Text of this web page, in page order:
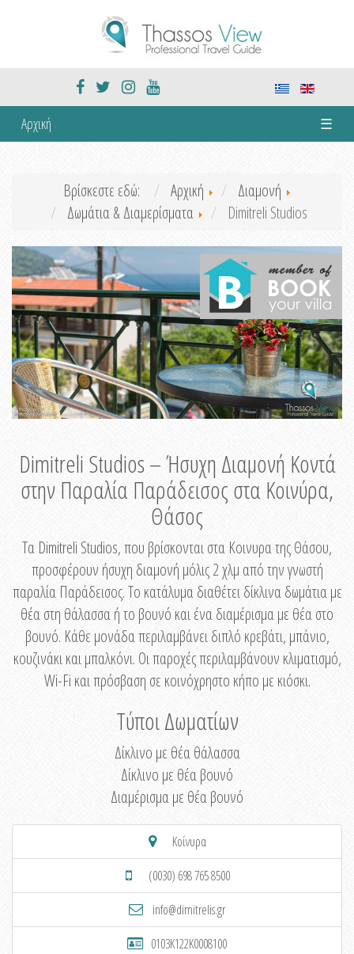
Αρχική ☰
Βρίσκεστε εδώ: Αρχική
Διαμονή
Δωμάτια & Διαμερίσματα
Dimitreli Studios
Dimitreli Studios – Ήσυχη Διαμονή Κοντά
στην Παραλία Παράδεισος στα Κοινύρα,
Θάσος
Τα Dimitreli Studios, που βρίσκονται στα Κοινυρα της Θάσου,
προσφέρουν ήσυχη διαμονή μόλις 2 χλμ από την γνωστή
παραλία Παράδεισος. Το κατάλυμα διαθέτει δίκλινα δωμάτια με
θέα στη θάλασσα ή το βουνό και ένα διαμέρισμα με θέα στο
βουνό. Κάθε μονάδα περιλαμβάνει διπλό κρεβάτι, μπάνιο,
κουζινάκι και μπαλκόνι. Οι παροχές περιλαμβάνουν κλιματισμό,
Wi-Fi και πρόσβαση σε κοινόχρηστο κήπο με κιόσκι.
Τύποι Δωματίων
Δίκλινο με θέα θάλασσα
Δίκλινο με θέα βουνό
Διαμέρισμα με θέα βουνό
Κοίνυρα
(0030) 698 765 8500
info@dimitrelis.gr
0103K122K0008100